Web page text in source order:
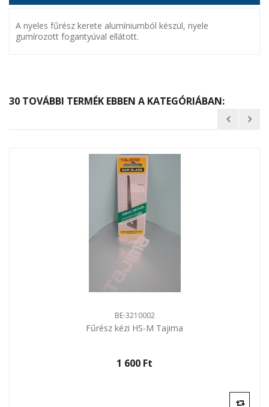
A nyeles fűrész kerete alumíniumból készül, nyele
gumírozott fogantyúval ellátott.
30 TOVÁBBI TERMÉK EBBEN A KATEGÓRIÁBAN:
BE-3210002
Fűrész kézi HS-M Tajima
1 600 Ft‎